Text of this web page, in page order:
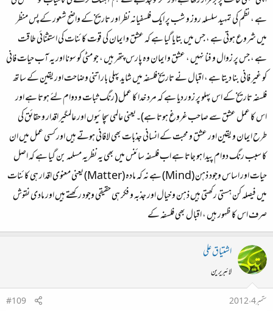
ہے ، نظم کی تمہید سلسلہ روز و شب پر ایک فلسفیانہ نظر اور تاریخ کے واضح شعور کے پس منظر
میں شروع ہوتی ہے ، جس میں بتایا گیا ہے کہ عشق و ایمان کی قوت کائنات کی استثنائی طاقت
ہے ، جس پر زوال و فنا نہیں ، عشق و ایمان وہ پارس پتھر ہیں ، جو مٹی کو سونا اور یہ آب حیات فانی
کو غیر فانی بنا دیتا ہے ، اقبال نے تاریخ فلسفہ میں شاید پہلی بار اتنی وضاحت اور یقین کے ساتھ
فلسفہ تاریخ کے اس پہلو پر زور دیا ہے کہ مرد خدا کا عمل (رنگ ثبات و دوام لئے ہوتا ہے اور
اس کا عمل عشق سے صاحب غروغ ہوتا ہے)۔یعنی عالمی سچائیوں اور عالمگیر اقدار و حقائق کی
طرح ایمان و یقین اور عشق و محبت کے انسانی جذبات بھی لافانی ہوتے ہیں اور کسی عمل میں ان
کا سبب رنگ دوام پیدا ہو جاتا ہے اب فلسفہ سائنس میں بھی یہ نظریہ مسلمہ بن گیا ہے کہ اصل
حیات اور اساس وجود ذہن (‏Mind) ہے نہ کہ مادہ (Matter) یعنی معنوی اقدار ہی کائنات
میں فیصلہ کن ہستی رکھتی ہیں ذہن و خیال اور جذبہ و فکر ہی حقیقی وجود رکھتے ہیں اور مادی نقوش
صرف اس کا ظہور ہیں ، اقبال بھی فلسفہ کے
اشتیاق علی
لائبریرین
ستمبر 4، 2012
#109